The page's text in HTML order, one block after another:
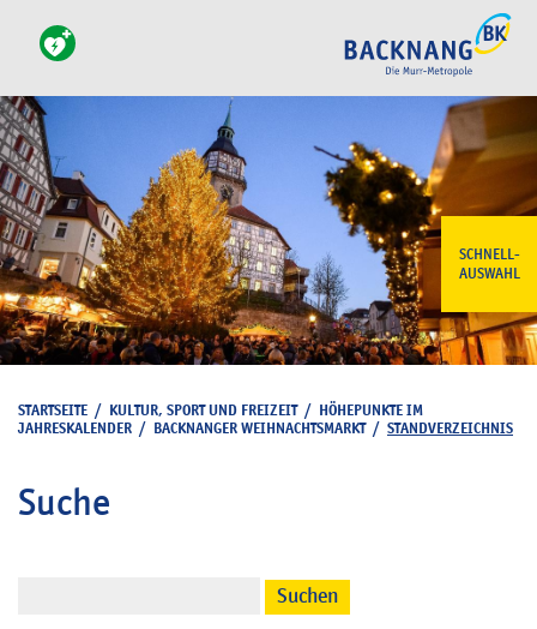
SCHNELL-
AUSWAHL
STARTSEITE / KULTUR, SPORT UND FREIZEIT/ HÖHEPUNKTE IM
JAHRESKALENDER / BACKNANGER WEIHNACHTSMARKT/ STANDVERZEICHNIS
Suche
Suchen